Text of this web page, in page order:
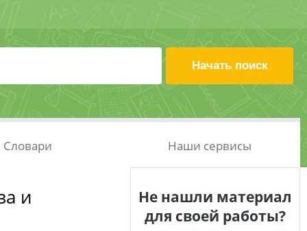
Словари Наши сервисы
и
Не нашли материал
для своей работы?